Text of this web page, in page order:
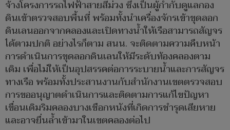
จ้างโครงการรถไฟฟ้าสายสีม่วง ซึ่งเป็นผู้กำกับดูแลกอง
ดินเข้าตรวจสอบพื้นที่ พร้อมทั้งนำเครื่องจักรเข้าขุดลอก
ดินเลนออกจากคลองและเปิดทางน้ำให้เรือสามารถสัญจร
ได้ตามปกติ อย่างไรก็ตาม สนน. จะติดตามความคืบหน้า
การดำเนินการขุดลอกดินเลนให้มีระดับท้องคลองตาม
เดิม เพื่อไม่ให้เป็นอุปสรรคต่อการระบายน้ำและการสัญจร
ทางเรือ พร้อมทั้งประสานงานกับสำนักงานเขตตรวจสอบ
การขออนุญาตดำเนินการและติดตามการแก้ไขปัญหา
เขื่อนเดิมริมคลองบางเชือกหนังที่เกิดการชำรุดเสียหาย
และอาจยื่นล้ำเข้ามาในเขตคลองต่อไป